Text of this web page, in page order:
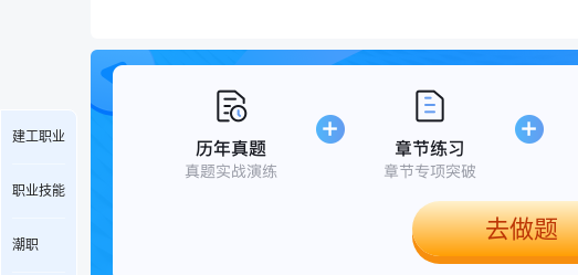
去做题
建工职业
职业技能
潮职